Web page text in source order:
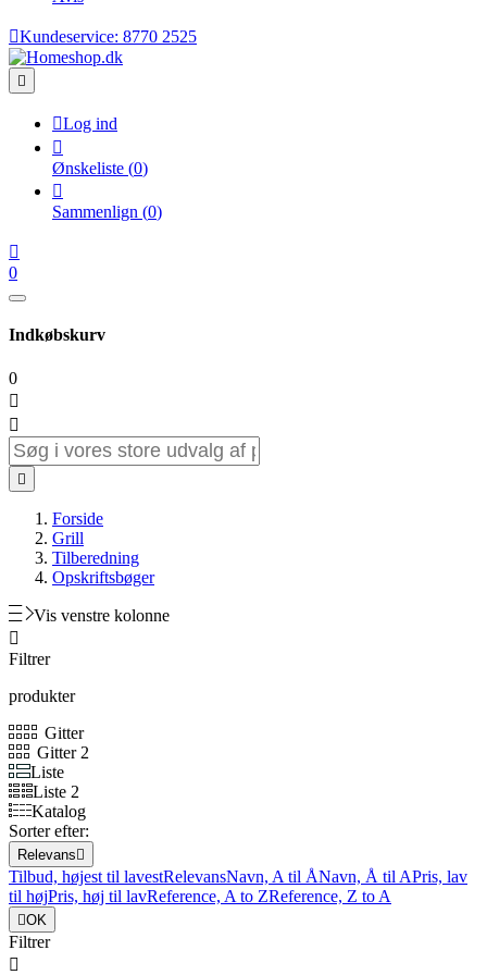
Kundeservice: 8770 2525

Log ind

Ønskeliste (0)

Sammenlign (0)

0
Indkøbskurv
0



Forside
Grill
Tilberedning
Opskriftsbøger
Vis venstre kolonne

Filtrer
produkter
Gitter
Gitter 2
Liste
Liste 2
Katalog
Sorter efter:
Relevans
Tilbud, højest til lavestRelevansNavn, A til ÅNavn, Å til APris, lav
til højPris, høj til lavReference, A to ZReference, Z to A
OK
Filtrer
